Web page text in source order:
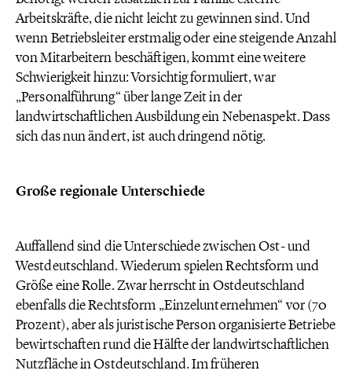
Arbeitskräfte, die nicht leicht zu gewinnen sind. Und
wenn Betriebsleiter erstmalig oder eine steigende Anzahl
von Mitarbeitern beschäftigen, kommt eine weitere
Schwierigkeit hinzu: Vorsichtig formuliert, war
„Personalführung“ über lange Zeit in der
landwirtschaftlichen Ausbildung ein Nebenaspekt. Dass
sich das nun ändert, ist auch dringend nötig.
Große regionale Unterschiede
Auffallend sind die Unterschiede zwischen Ost- und
Westdeutschland. Wiederum spielen Rechtsform und
Größe eine Rolle. Zwar herrscht in Ostdeutschland
ebenfalls die Rechtsform „Einzelunternehmen“ vor (70
Prozent), aber als juristische Person organisierte Betriebe
bewirtschaften rund die Hälfte der landwirtschaftlichen
Nutzfläche in Ostdeutschland. Im früheren